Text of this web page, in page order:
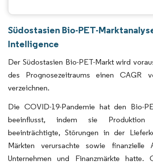
Südostasien Bio-PET-
Intelligence
Der Südostasien Bio-PET-Markt wird
des Prognosezeitraums einen CAGR
verzeichnen.
Die COVID-19-Pandemie hat den Bio-
beeinflusst, indem sie Produktion
beeinträchtigte, Störungen in der
Märkten verursachte sowie finanzielle
Unternehmen und Finanzmärkte hatte.